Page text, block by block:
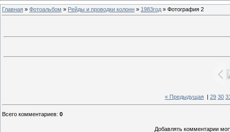
Главная » Фотоальбом » Рейды и проводки колонн » 1983год » Фотография 2
« Предыдущая 29 30
Всего комментариев: 0
Добавлять комментарии